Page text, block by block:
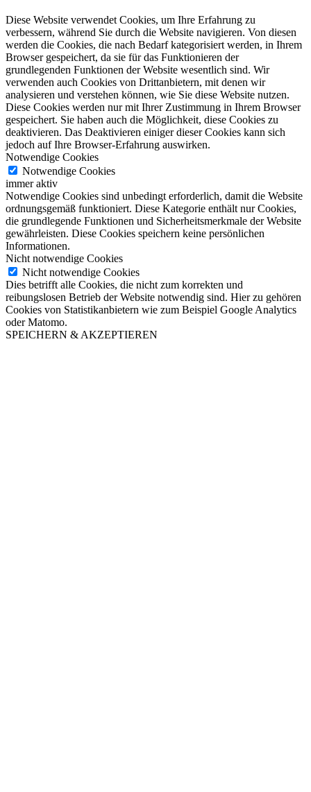
Diese Website verwendet Cookies, um Ihre Erfahrung zu
verbessern, während Sie durch die Website navigieren. Von diesen
werden die Cookies, die nach Bedarf kategorisiert werden, in Ihrem
Browser gespeichert, da sie für das Funktionieren der
grundlegenden Funktionen der Website wesentlich sind. Wir
verwenden auch Cookies von Drittanbietern, mit denen wir
analysieren und verstehen können, wie Sie diese Website nutzen.
Diese Cookies werden nur mit Ihrer Zustimmung in Ihrem Browser
gespeichert. Sie haben auch die Möglichkeit, diese Cookies zu
deaktivieren. Das Deaktivieren einiger dieser Cookies kann sich
jedoch auf Ihre Browser-Erfahrung auswirken.
Notwendige Cookies
Notwendige Cookies
immer aktiv
Notwendige Cookies sind unbedingt erforderlich, damit die Website
ordnungsgemäß funktioniert. Diese Kategorie enthält nur Cookies,
die grundlegende Funktionen und Sicherheitsmerkmale der Website
gewährleisten. Diese Cookies speichern keine persönlichen
Informationen.
Nicht notwendige Cookies
Nicht notwendige Cookies
Dies betrifft alle Cookies, die nicht zum korrekten und
reibungslosen Betrieb der Website notwendig sind. Hier zu gehören
Cookies von Statistikanbietern wie zum Beispiel Google Analytics
oder Matomo.
SPEICHERN & AKZEPTIEREN